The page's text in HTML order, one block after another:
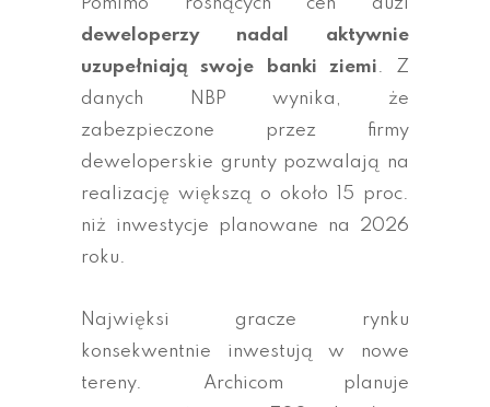
deweloperzy nadal aktywnie
uzupełniają swoje banki ziemi. Z
danych NBP wynika, że
zabezpieczone przez firmy
deweloperskie grunty pozwalają na
realizację większą o około 15 proc.
niż inwestycje planowane na 2026
roku.
Najwięksi gracze rynku
konsekwentnie inwestują w nowe
tereny. Archicom planuje